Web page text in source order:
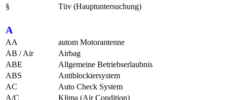
§
Tüv (Hauptuntersuchung)
A
AA
autom Motorantenne
AB / Air
Airbag
ABE
Allgemeine Betriebserlaubnis
ABS
Antiblockiersystem
AC
Auto Check System
A/C
Klima (Air Condition)